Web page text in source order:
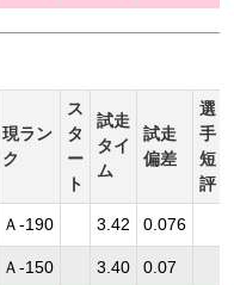
現ラン
ク
ス
タ
ー
ト
試走
タイ
ム
試走
偏差
選
手
短
評
Ａ-190 3.42 0.076
Ａ-150 3.40 0.07